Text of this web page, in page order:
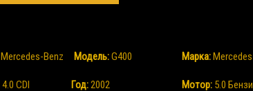
Mercedes-Benz Mодель:G400
4.0 CDI Год:2002
Марка:
Мотор: 5.0